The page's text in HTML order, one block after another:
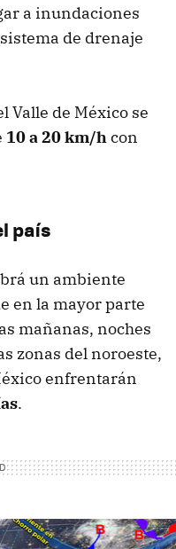
a inundaciones
de drenaje
Valle de México se
10 a 20 km/hcon
país
un ambiente
en la mayor parte
mañanas, noches
zonas del noroeste,
enfrentarán
.